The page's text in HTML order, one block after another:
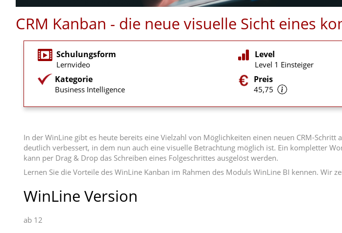
CRM Kanban - die neue visuelle Sicht eines
Schulungsform
Lernvideo
Kategorie
Business Intelligence
Level
Level 1 Einsteiger
Preis
45,75
In der WinLine gibt es heute bereits eine Vielzahl von Möglichkeiten einen neuen CRM-
deutlich verbessert, in dem nun auch eine visuelle Betrachtung möglich ist. Ein kompletter
kann per Drag & Drop das Schreiben eines Folgeschrittes ausgelöst werden.
Lernen Sie die Vorteile des WinLine Kanban im Rahmen des Moduls WinLine BI kennen.
WinLine Version
ab 12